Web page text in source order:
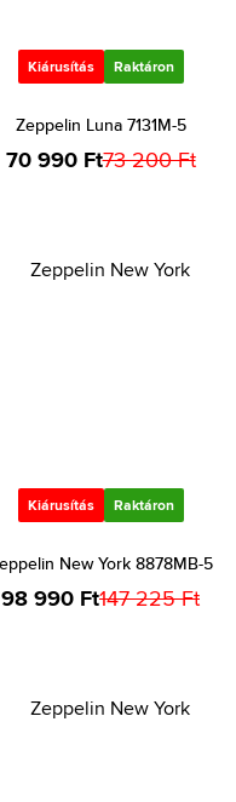
Kiárusítás Raktáron
Zeppelin Luna 7131M-5
70 990 Ft73 200 Ft
Kiárusítás Raktáron
New York 8878MB-5
98 990 Ft147 225 Ft